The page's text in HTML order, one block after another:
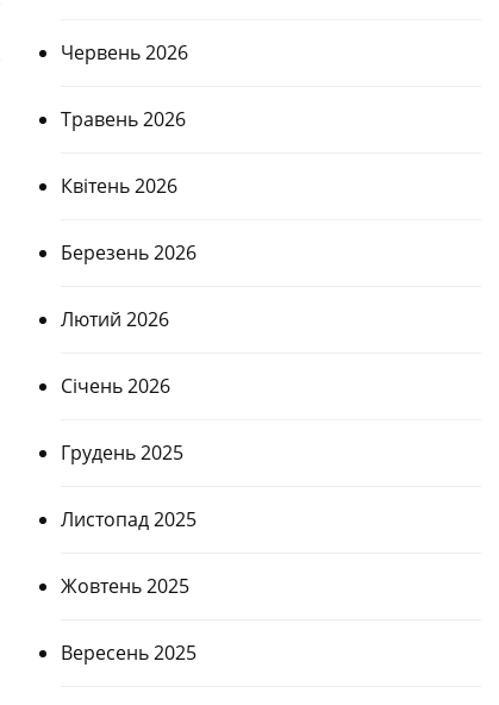
Червень 2026
Травень 2026
Квітень 2026
Березень 2026
Лютий 2026
Січень 2026
Грудень 2025
Листопад 2025
Жовтень 2025
Вересень 2025